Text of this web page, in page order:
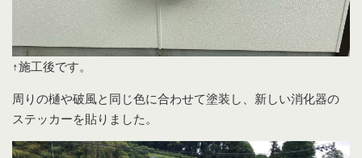
↑施工後です。
周りの樋や破風と同じ色に合わせて塗装し、新しい消化器の
ステッカーを貼りました。